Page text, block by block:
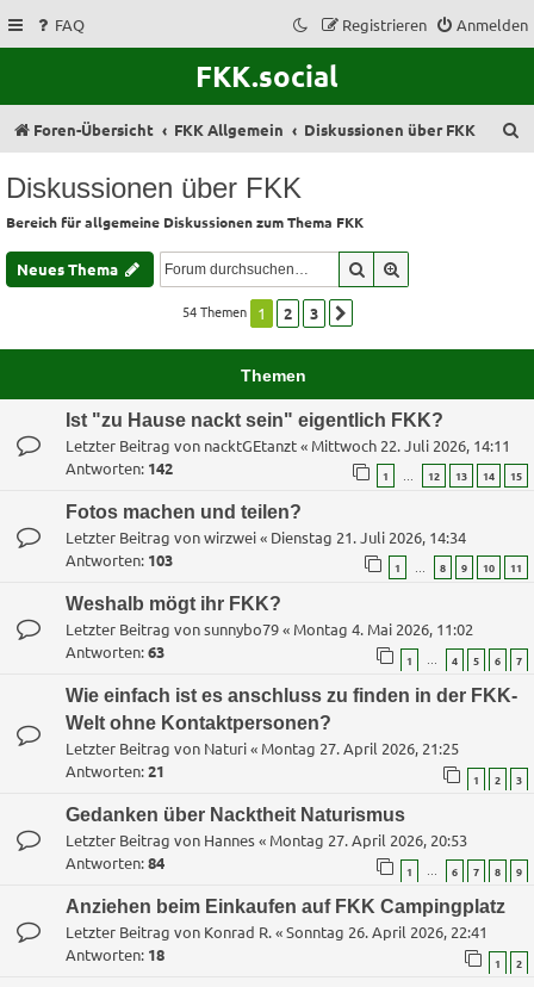
FAQ Anmelden
Registrieren
FKK.social
Foren-Übersicht FKK Allgemein Diskussionen über FKK
Diskussionen über FKK
Bereich für allgemeine Diskussionen zum Thema FKK
Neues Thema Suche
54 Themen 1 2 3
Themen
Ist "zu Hause nackt sein" eigentlich FKK?
Letzter Beitrag von nacktGEtanzt« Mittwoch 22. Juli 2026, 14:11
Antworten: 142 1 … 12 13 14 15
Fotos machen und teilen?
Letzter Beitrag vonwirzwei« Dienstag 21. Juli 2026, 14:34
Antworten: 103 1 … 8 9 10 11
Weshalb mögt ihr FKK?
Letzter Beitrag vonsunnybo79« Montag 4. Mai 2026, 11:02
Antworten:63 1 … 4 5 6 7
Wie einfach ist es anschluss zu finden in der FKK-
Welt ohne Kontaktpersonen?
Letzter Beitrag von Naturi« Montag 27. April 2026, 21:25
Antworten:21 1 2 3
Gedanken über Nacktheit Naturismus
Letzter Beitrag von Hannes« Montag 27. April 2026, 20:53
Antworten:84 1 … 6 7 8 9
Anziehen beim Einkaufen auf FKK Campingplatz
Letzter Beitrag von Konrad R.«Sonntag 26. April 2026, 22:41
Antworten: 18 1 2